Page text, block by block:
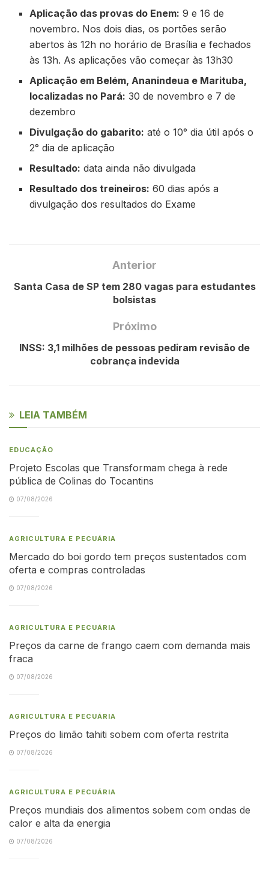
Aplicação das provas do Enem: 9 e 16 de
novembro. Nos dois dias, os portões serão
abertos às 12h no horário de Brasília e fechados
às 13h. As aplicações vão começar às 13h30
Aplicação em Belém, Ananindeua e Marituba,
localizadas no Pará: 30 de novembro e 7 de
dezembro
Divulgação do gabarito: até o 10° dia útil após o
2° dia de aplicação
Resultado: data ainda não divulgada
Resultado dos treineiros: 60 dias após a
divulgação dos resultados do Exame
Anterior
Santa Casa de SP tem 280 vagas para estudantes
bolsistas
Próximo
INSS: 3,1 milhões de pessoas pediram revisão de
cobrança indevida
LEIA TAMBÉM
EDUCAÇÃO
Projeto Escolas que Transformam chega à rede
pública de Colinas do Tocantins
07/08/2026
AGRICULTURA E PECUÁRIA
Mercado do boi gordo tem preços sustentados com
oferta e compras controladas
07/08/2026
AGRICULTURA E PECUÁRIA
Preços da carne de frango caem com demanda mais
fraca
07/08/2026
AGRICULTURA E PECUÁRIA
Preços do limão tahiti sobem com oferta restrita
07/08/2026
AGRICULTURA E PECUÁRIA
Preços mundiais dos alimentos sobem com ondas de
calor e alta da energia
07/08/2026